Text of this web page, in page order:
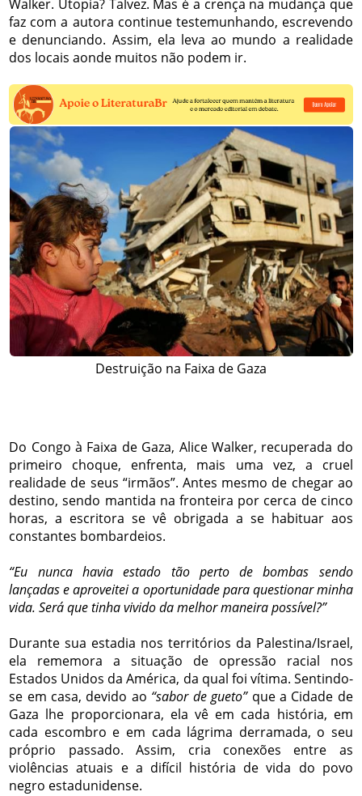
Walker. Utopia? Talvez. Mas é a crença na mudança que
faz com a autora continue testemunhando, escrevendo
e denunciando. Assim, ela leva ao mundo a realidade
dos locais aonde muitos não podem ir.
Destruição na Faixa de Gaza
Do Congo à Faixa de Gaza, Alice Walker, recuperada do
primeiro choque, enfrenta, mais uma vez, a cruel
realidade de seus “irmãos”. Antes mesmo de chegar ao
destino, sendo mantida na fronteira por cerca de cinco
horas, a escritora se vê obrigada a se habituar aos
constantes bombardeios.
“Eu nunca havia estado tão perto de bombas sendo
lançadas e aproveitei a oportunidade para questionar minha
vida. Será que tinha vivido da melhor maneira possível?”
Durante sua estadia nos territórios da Palestina/Israel,
ela rememora a situação de opressão racial nos
Estados Unidos da América, da qual foi vítima. Sentindo-
se em casa, devido ao “sabor de gueto”que a Cidade de
Gaza lhe proporcionara, ela vê em cada história, em
cada escombro e em cada lágrima derramada, o seu
próprio passado. Assim, cria conexões entre as
violências atuais e a difícil história de vida do povo
negro estadunidense.